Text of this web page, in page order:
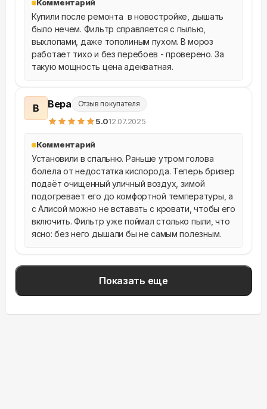
Комментарий
Купили после ремонта  в новостройке, дышать
было нечем. Фильтр справляется с пылью,
выхлопами, даже тополиным пухом. В мороз
работает тихо и без перебоев - проверено. За
такую мощность цена адекватная.
В Вера Отзыв покупателя
5.012.07.2025
Комментарий
Установили в спальню. Раньше утром голова
болела от недостатка кислорода. Теперь бризер
подаёт очищенный уличный воздух, зимой
подогревает его до комфортной температуры, а
с Алисой можно не вставать с кровати, чтобы его
включить. Фильтр уже поймал столько пыли, что
ясно: без него дышали бы не самым полезным.
Показать еще